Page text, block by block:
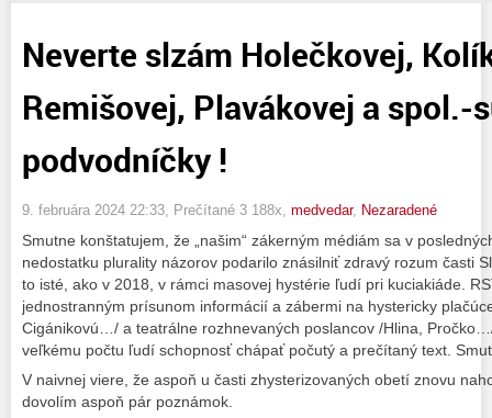
Neverte slzám Holečkovej,
Remišovej, Plavákovej a spol.-
podvodníčky !
9. februára 2024 22:33 , Prečítané 3 188x, medvedar, Nezaradené
Smutne konštatujem, že „našim“ zákerným médiám sa v
nedostatku plurality názorov podarilo znásilniť zdravý rozum časti
to isté, ako v 2018, v rámci masovej hystérie ľudí pri kuciakiáde.
jednostranným prísunom informácií a zábermi na hystericky
Cigánikovú…/ a teatrálne rozhnevaných poslancov /Hlina,
veľkému počtu ľudí schopnosť chápať počutý a prečítaný text.
V naivnej viere, že aspoň u časti zhysterizovaných obetí znovu
dovolím aspoň pár poznámok.